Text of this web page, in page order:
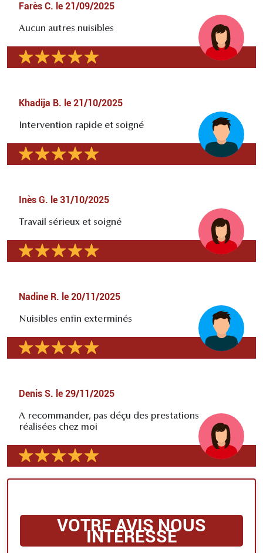
Farès C. le 21/09/2025
Aucun autres nuisibles
Khadija B. le 21/10/2025
Intervention rapide et soigné
Inès G. le 31/10/2025
Travail sérieux et soigné
Nadine R. le 20/11/2025
Nuisibles enfin exterminés
Denis S. le 29/11/2025
A recommander, pas déçu des prestations
réalisées chez moi
VOTRE AVIS NOUS
INTÉRESSE